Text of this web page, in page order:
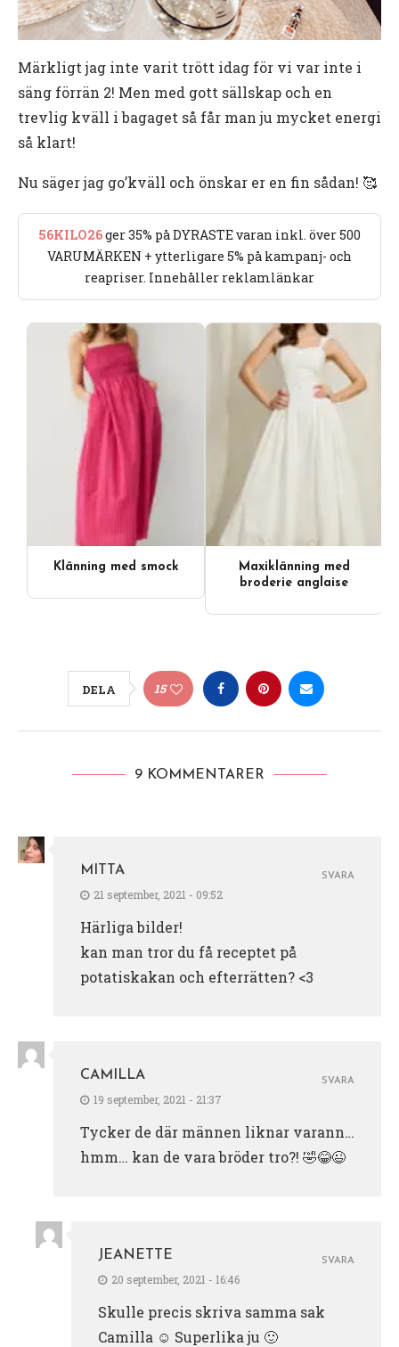
Märkligt jag inte varit trött idag för vi var inte i
säng förrän 2! Men med gott sällskap och en
trevlig kväll i bagaget så får man ju mycket energi
så klart!
Nu säger jag go’kväll och önskar er en fin sådan! 🥰
56KILO26ger 35% på DYRASTE varan inkl. över 500
VARUMÄRKEN + ytterligare 5% på kampanj- och
reapriser. Innehåller reklamlänkar
Klänning med smock
Maxiklänning med
broderie anglaise
DELA 15
9 KOMMENTARER
MITTA
21 september, 2021 - 09:52
Härliga bilder!
kan man tror du få receptet på
potatiskakan och efterrätten? <3
SVARA
CAMILLA
19 september, 2021 - 21:37
Tycker de där männen liknar varann…
hmm… kan de vara bröder tro?! 🤣😂😉
SVARA
JEANETTE
20 september, 2021 - 16:46
Skulle precis skriva samma sak
Camilla ☺ Superlika ju 🙂
SVARA